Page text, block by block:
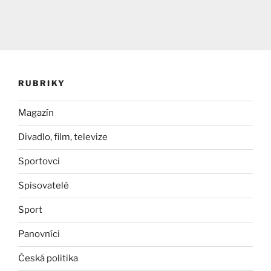
RUBRIKY
Magazín
Divadlo, film, televize
Sportovci
Spisovatelé
Sport
Panovníci
Česká politika